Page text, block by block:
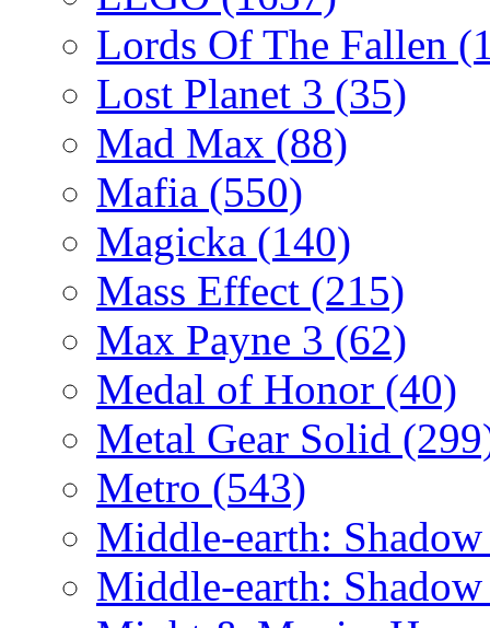
Lords Of The Fallen
Lost Planet 3 (35)
Mad Max (88)
Mafia (550)
Magicka (140)
Mass Effect (215)
Max Payne 3 (62)
Medal of Honor (40)
Metal Gear Solid
Metro (543)
Middle-earth:
Middle-earth: